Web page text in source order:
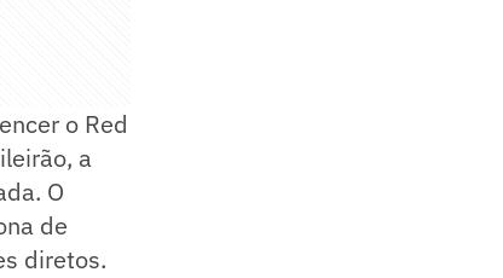
o Red
a
O
de
diretos.